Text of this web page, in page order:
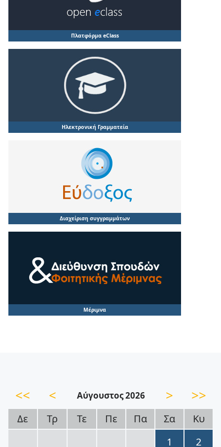
Πλατφόρμα eClass
Ηλεκτρονική Γραμματεία
Διαχείριση συγγραμμάτων
Μέριμνα
<< < Αύγουστος 2026 > >>
Δε Τρ Τε Πε Πα Σα
Κυ
1
2